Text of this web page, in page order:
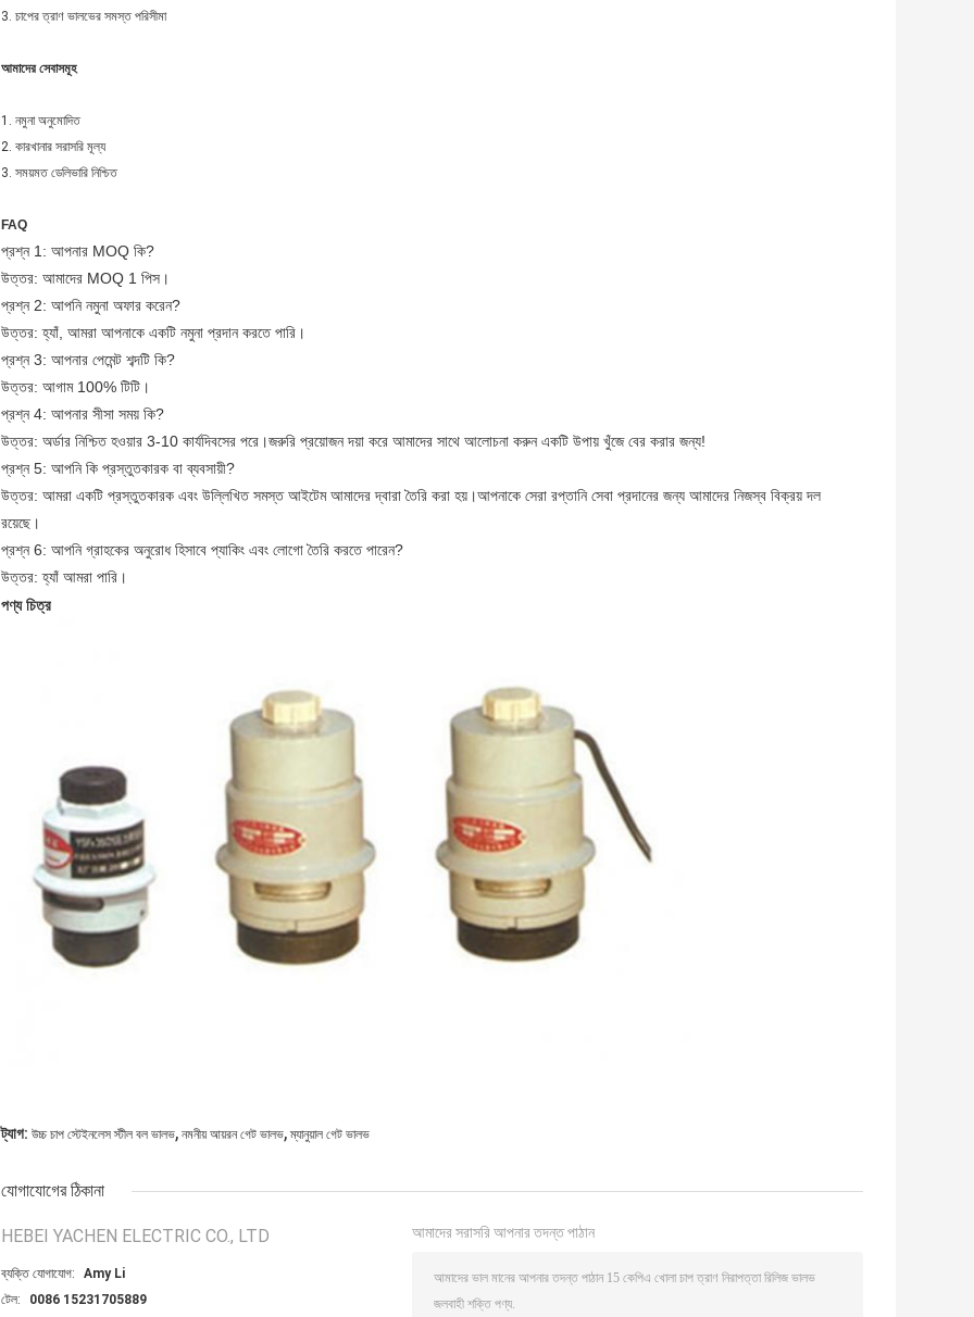
3. চাপের ত্রাণ ভালভের সমস্ত পরিসীমা
আমাদের সেবাসমূহ
1. নমুনা অনুমোদিত
2. কারখানার সরাসরি মূল্য
3. সময়মত ডেলিভারি নিশ্চিত
FAQ
প্রশ্ন 1: আপনার MOQ কি?
উত্তর: আমাদের MOQ 1 পিস।
প্রশ্ন 2: আপনি নমুনা অফার করেন?
উত্তর: হ্যাঁ, আমরা আপনাকে একটি নমুনা প্রদান করতে পারি।
প্রশ্ন 3: আপনার পেমেন্ট শব্দটি কি?
উত্তর: আগাম 100% টিটি।
প্রশ্ন 4: আপনার সীসা সময় কি?
উত্তর: অর্ডার নিশ্চিত হওয়ার 3-10 কার্যদিবসের পরে।জরুরি প্রয়োজন দয়া করে আমাদের সাথে আলোচনা করুন একটি উপায় খুঁজে বের করার জন্য!
প্রশ্ন 5: আপনি কি প্রস্তুতকারক বা ব্যবসায়ী?
উত্তর: আমরা একটি প্রস্তুতকারক এবং উল্লিখিত সমস্ত আইটেম আমাদের দ্বারা তৈরি করা হয়।আপনাকে সেরা রপ্তানি সেবা প্রদানের জন্য আমাদের নিজস্ব বিক্রয় দল
রয়েছে।
প্রশ্ন 6: আপনি গ্রাহকের অনুরোধ হিসাবে প্যাকিং এবং লোগো তৈরি করতে পারেন?
উত্তর: হ্যাঁ আমরা পারি।
পণ্য চিত্র
ট্যাগ: উচ্চ চাপ স্টেইনলেস স্টীল বল ভালভ, নমনীয় আয়রন গেট ভালভ, ম্যানুয়াল গেট ভালভ
যোগাযোগের ঠিকানা
HEBEI YACHEN ELECTRIC CO., LTD
ব্যক্তি যোগাযোগ:
Amy Li
টেল:
0086 15231705889
আমাদের সরাসরি আপনার তদন্ত পাঠান